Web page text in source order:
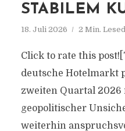
STABILEM
18. Juli 2026 2 Min.
Click to rate this
deutsche Hotelmarkt
zweiten Quartal 2026
geopolitischer
weiterhin